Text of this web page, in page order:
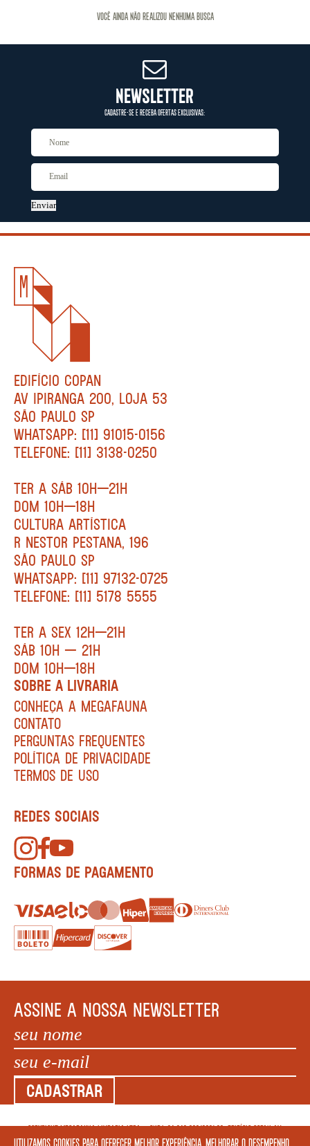
Você ainda não realizou nenhuma busca
NEWSLETTER
CADASTRE-SE E RECEBA OFERTAS EXCLUSIVAS:
Enviar
Utilizamos cookies para oferecer melhor experiência, melhorar o desempenho,
EDIFÍCIO COPAN
AV IPIRANGA 200, LOJA 53
SÃO PAULO SP
WHATSAPP: [11] 91015-0156
TELEFONE: [11] 3138-0250
TER A SÁB 10H—21H
DOM 10H—18H
CULTURA ARTÍSTICA
R NESTOR PESTANA, 196
SÃO PAULO SP
WHATSAPP: [11] 97132-0725
TELEFONE: [11] 5178 5555
TER A SEX 12H—21H
SÁB 10H — 21H
DOM 10H—18H
SOBRE A LIVRARIA
CONHEÇA A MEGAFAUNA
CONTATO
PERGUNTAS FREQUENTES
POLÍTICA DE PRIVACIDADE
TERMOS DE USO
REDES SOCIAIS
FORMAS DE PAGAMENTO
ASSINE A NOSSA NEWSLETTER
CADASTRAR
COPYRIGHT MEGAFAUNA LIVRARIA LTDA. - CNPJ: 34.840.986/0001-20. EDIFÍCIO COPAN AV
IPIRANGA, 200 LOJA 5 - SÃO PAULO – SP 01046 010. © 2022 TODOS OS DIREITOS